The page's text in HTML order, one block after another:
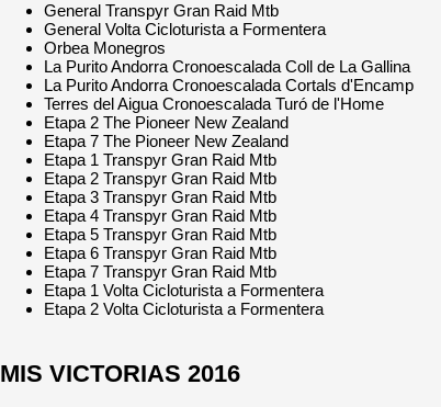
General Transpyr Gran Raid Mtb
General Volta Cicloturista a Formentera
Orbea Monegros
La Purito Andorra Cronoescalada Coll de La Gallina
La Purito Andorra Cronoescalada Cortals d'Encamp
Terres del Aigua Cronoescalada Turó de l'Home
Etapa 2 The Pioneer New Zealand
Etapa 7 The Pioneer New Zealand
Etapa 1 Transpyr Gran Raid Mtb
Etapa 2 Transpyr Gran Raid Mtb
Etapa 3 Transpyr Gran Raid Mtb
Etapa 4 Transpyr Gran Raid Mtb
Etapa 5 Transpyr Gran Raid Mtb
Etapa 6 Transpyr Gran Raid Mtb
Etapa 7 Transpyr Gran Raid Mtb
Etapa 1 Volta Cicloturista a Formentera
Etapa 2 Volta Cicloturista a Formentera
MIS VICTORIAS 2016